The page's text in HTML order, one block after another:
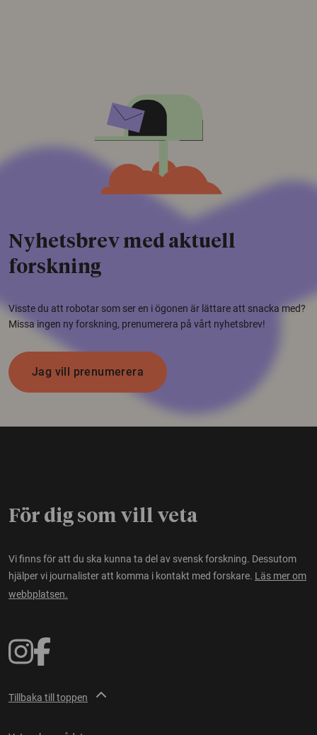
Nyhetsbrev med aktuell
forskning
Visste du att robotar som ser en i ögonen är lättare att snacka med?
Missa ingen ny forskning, prenumerera på vårt nyhetsbrev!
Jag vill prenumerera
För dig som vill veta
Vi finns för att du ska kunna ta del av svensk forskning. Dessutom
hjälper vi journalister att komma i kontakt med forskare. Läs mer om
webbplatsen.
Tillbaka till toppen